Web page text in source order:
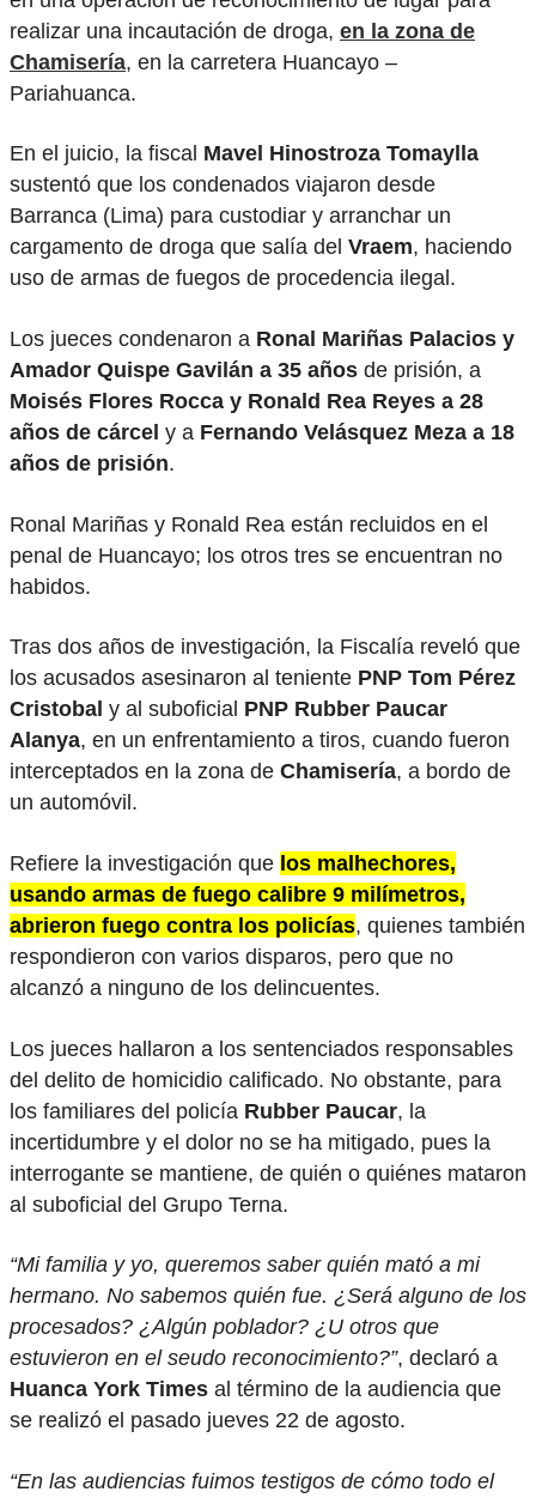
realizar una incautación de droga, en la zona de
Chamisería, en la carretera Huancayo –
Pariahuanca.
En el juicio, la fiscal Mavel Hinostroza Tomaylla
sustentó que los condenados viajaron desde
Barranca (Lima) para custodiar y arranchar un
cargamento de droga que salía del Vraem, haciendo
uso de armas de fuegos de procedencia ilegal.
Los jueces condenaron a Ronal Mariñas Palacios y
Amador Quispe Gavilán a 35 años de prisión, a
Moisés Flores Rocca y Ronald Rea Reyes a 28
años de cárcel y a Fernando Velásquez Meza a 18
años de prisión.
Ronal Mariñas y Ronald Rea están recluidos en el
penal de Huancayo; los otros tres se encuentran no
habidos.
Tras dos años de investigación, la Fiscalía reveló que
los acusados asesinaron al teniente PNP Tom Pérez
Cristobal y al suboficial PNP Rubber Paucar
Alanya, en un enfrentamiento a tiros, cuando fueron
interceptados en la zona de Chamisería, a bordo de
un automóvil.
Refiere la investigación que los malhechores,
usando armas de fuego calibre 9 milímetros,
abrieron fuego contra los policías, quienes también
respondieron con varios disparos, pero que no
alcanzó a ninguno de los delincuentes.
Los jueces hallaron a los sentenciados responsables
del delito de homicidio calificado. No obstante, para
los familiares del policía Rubber Paucar, la
incertidumbre y el dolor no se ha mitigado, pues la
interrogante se mantiene, de quién o quiénes mataron
al suboficial del Grupo Terna.
“Mi familia y yo, queremos saber quién mató a mi
hermano. No sabemos quién fue. ¿Será alguno de los
procesados? ¿Algún poblador? ¿U otros que
estuvieron en el seudo reconocimiento?”, declaró a
Huanca York Times al término de la audiencia que
se realizó el pasado jueves 22 de agosto.
“En las audiencias fuimos testigos de cómo todo el